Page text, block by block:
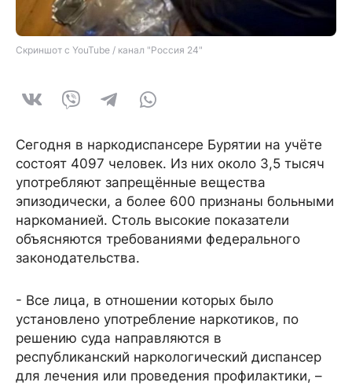
Скриншот с YouTube / канал "Россия 24"
Сегодня в наркодиспансере Бурятии на учёте
состоят 4097 человек. Из них около 3,5 тысяч
употребляют запрещённые вещества
эпизодически, а более 600 признаны больными
наркоманией. Столь высокие показатели
объясняются требованиями федерального
законодательства.
- Все лица, в отношении которых было
установлено употребление наркотиков, по
решению суда направляются в
республиканский наркологический диспансер
для лечения или проведения профилактики, –